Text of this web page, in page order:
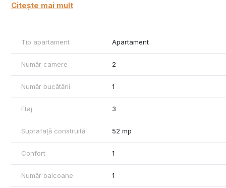
Detalii și dotări:
2 camere luminoase și bine compartimentate
Mobilier și electrocasnice noi, de calitate superioară
Bucătărie complet echipată: frigider încastrat, plită cu
Aer condiționat în ambele camere
Încălzire prin pardoseală, cu contorizare individuală
Citește mai mult
Tip apartament Apartament
Număr camere 2
Număr bucătării 1
Etaj 3
Suprafață construită 52 mp
Confort 1
Număr balcoane 1